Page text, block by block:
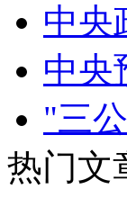
中央
中央
"三
热门文